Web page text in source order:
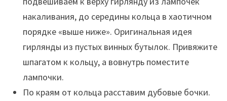
накаливания, до середины кольца в хаотичном
порядке «выше ниже». Оригинальная идея
гирлянды из пустых винных бутылок. Привяжите
шпагатом к кольцу, а вовнутрь поместите
лампочки.
По краям от кольца расставим дубовые бочки.